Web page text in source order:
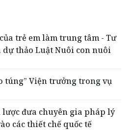
trẻ em làm trung tâm - Tư
dự thảo Luật Nuôi con nuôi
túng” Viện trưởng trong vụ
lược đưa chuyên gia pháp lý
các thiết chế quốc tế